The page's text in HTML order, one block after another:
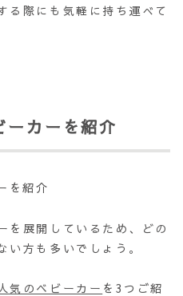
る際にも気軽に持ち運べて
ーカーを紹介
を展開しているため、どの
方も多いでしょう。
気のベビーカー を3つご紹